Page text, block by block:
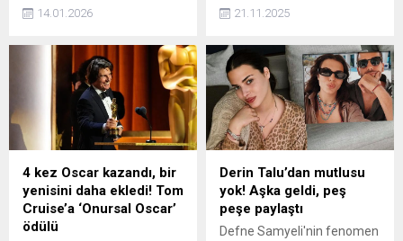
A.B.İ yayınlandığı ilk
tablosunun zirvesine
yerleşti.
14.01.2026
hazırlıklarına devam ediyor.
salonundan çıkmayan Onat,
halka oyunu için atış yaptığı
anları paylaştı.
21.11.2025
4 kez Oscar kazandı, bir
yenisini daha ekledi! Tom
Cruise’a ‘Onursal Oscar’
ödülü
Derin Talu’dan mutlusu
yok! Aşka geldi, peş
peşe paylaştı
Defne Samyeli'nin fenomen